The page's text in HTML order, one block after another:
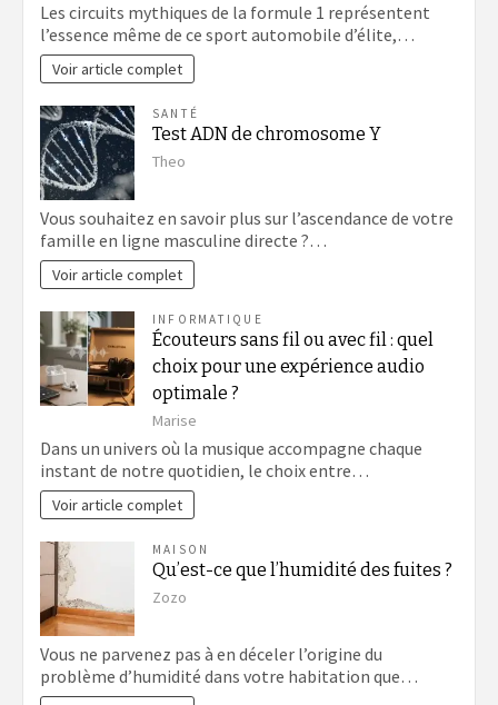
Les circuits mythiques de la formule 1 représentent
l’essence même de ce sport automobile d’élite,…
Voir article complet
SANTÉ
Test ADN de chromosome Y
Theo
Vous souhaitez en savoir plus sur l’ascendance de votre
famille en ligne masculine directe ?…
Voir article complet
INFORMATIQUE
Écouteurs sans fil ou avec fil : quel
choix pour une expérience audio
optimale ?
Marise
Dans un univers où la musique accompagne chaque
instant de notre quotidien, le choix entre…
Voir article complet
MAISON
Qu’est-ce que l’humidité des fuites ?
Zozo
Vous ne parvenez pas à en déceler l’origine du
problème d’humidité dans votre habitation que…